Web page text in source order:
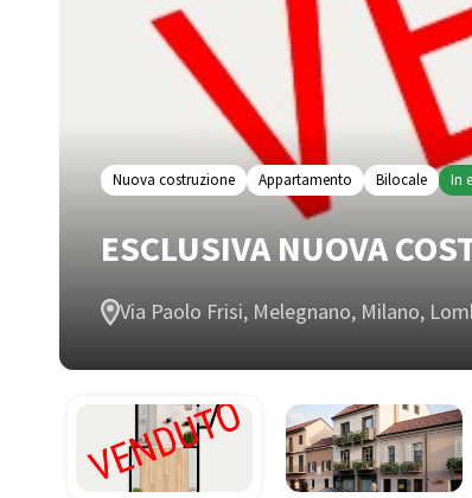
Nuova costruzione Appartamento Bilocale In
ESCLUSIVA NUOVA
Via Paolo Frisi, Melegnano, Milano,